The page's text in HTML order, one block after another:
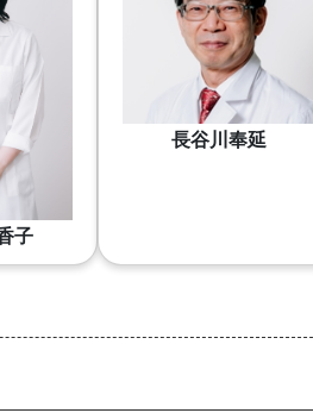
子
長谷川奉延